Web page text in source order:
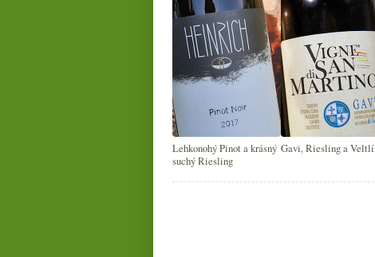
Lehkonohý Pinot a krásný
suchý Riesling
Gavi, Riesling a